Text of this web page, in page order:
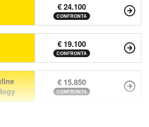
€ 24.100
CONFRONTA
€ 19.100
CONFRONTA
€ 15.850
CONFRONTA